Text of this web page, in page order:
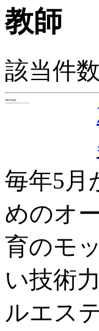
教師
該当件
毎年5月
めのオ
育のモ
い技術
ルエス